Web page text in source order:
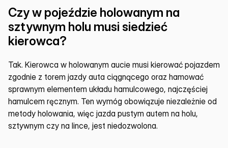
Czy w pojeździe holowanym na
sztywnym holu musi siedzieć
kierowca?
Tak. Kierowca w holowanym aucie musi kierować pojazdem
zgodnie z torem jazdy auta ciągnącego oraz hamować
sprawnym elementem układu hamulcowego, najczęściej
hamulcem ręcznym. Ten wymóg obowiązuje niezależnie od
metody holowania, więc jazda pustym autem na holu,
sztywnym czy na lince, jest niedozwolona.